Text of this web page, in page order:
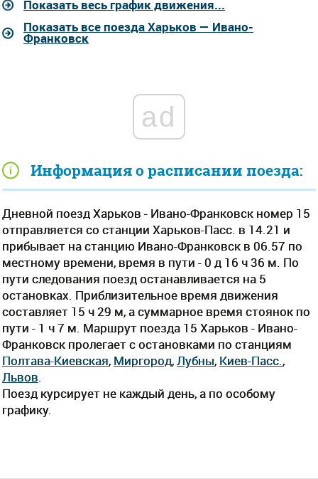
Информация о расписании поезда:
Дневной поезд Харьков - Ивано-Франковск номер 15
отправляется со станции Харьков-Пасс. в 14.21 и
прибывает на станцию Ивано-Франковск в 06.57 по
местному времени, время в пути - 0 д 16 ч 36 м. По
пути следования поезд останавливается на 5
остановках. Приблизительное время движения
составляет 15 ч 29 м, а суммарное время стоянок по
пути - 1 ч 7 м. Маршрут поезда 15 Харьков - Ивано-
Франковск пролегает c остановками по станциям
Полтава-Киевская, Миргород, Лубны, Киев-Пасс. ,
Львов
Поезд курсирует не каждый день, а по особому
графику.
Показать весь график движения...
Показать все поезда Харьков — Ивано-
Франковск
ad